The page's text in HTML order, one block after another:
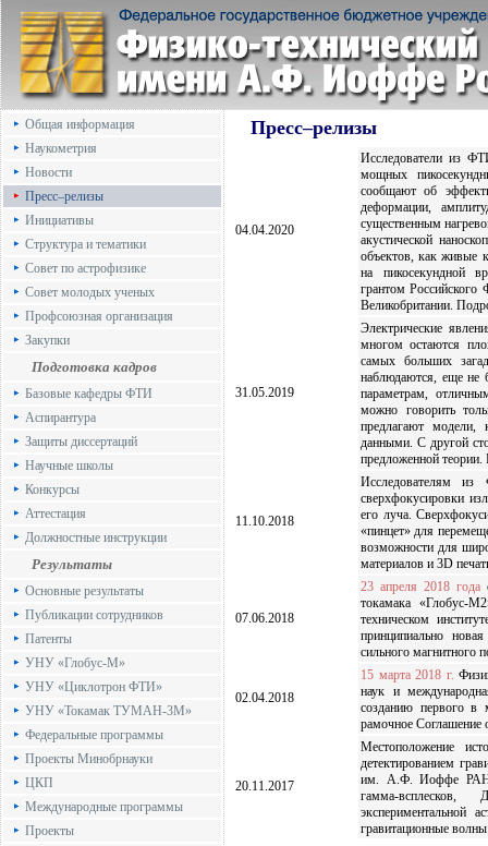
Общая информация
Наукометрия
Новости
Пресс–релизы
Инициативы
Структура и тематики
Совет по астрофизике
Совет молодых ученых
Профсоюзная организация
Закупки
Подготовка кадров
Базовые кафедры ФТИ
Аспирантура
Защиты диссертаций
Научные школы
Конкурсы
Аттестация
Должностные инструкции
Результаты
Основные результаты
Публикации сотрудников
Патенты
УНУ «Глобус-М»
УНУ «Циклотрон ФТИ»
УНУ «Токамак ТУМАН-3М»
Федеральные программы
Проекты Минобрнауки
ЦКП
Международные программы
Проекты
Пресс–релизы
04.04.2020
Исследователи из
мощных
сообщают об
деформации,
существенным
акустической
объектов, как живые
на пикосекундной
грантом Российского
Великобритании.
31.05.2019
Электрические
многом остаются
самых больших
наблюдаются, еще не
параметрам,
можно говорить
предлагают модели,
данными. С другой
предложенной
11.10.2018
Исследователям
сверхфокусировки
его луча.
«пинцет» для
возможности для
материалов и 3D
07.06.2018
23 апреля 2018 года
токамака «Глобус-
техническом
принципиально
сильного магнитного
02.04.2018
15 марта 2018 г.
наук и
созданию первого в
рамочное Соглашение
20.11.2017
Местоположение
детектированием
им. А.Ф. Иоффе РАН.
гамма-
экспериментальной
гравитационные